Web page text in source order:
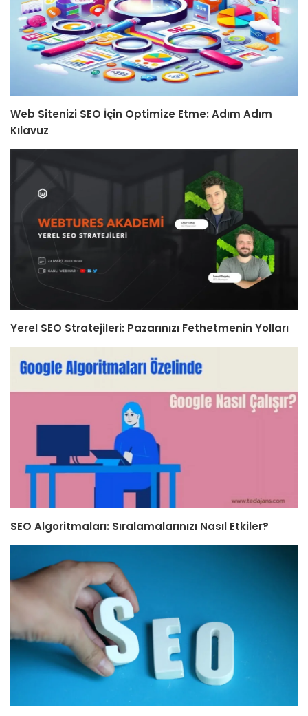
Web Sitenizi SEO İçin Optimize Etme: Adım Adım
Kılavuz
Yerel SEO Stratejileri: Pazarınızı Fethetmenin Yolları
SEO Algoritmaları: Sıralamalarınızı Nasıl Etkiler?